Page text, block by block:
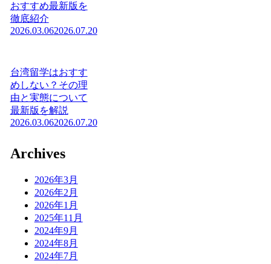
おすすめ最新版を
徹底紹介
2026.03.062026.07.20
台湾留学はおすす
めしない？その理
由と実態について
最新版を解説
2026.03.062026.07.20
Archives
2026年3月
2026年2月
2026年1月
2025年11月
2024年9月
2024年8月
2024年7月